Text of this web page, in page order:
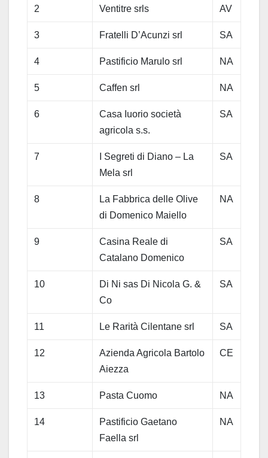
2 Ventitre srls AV
3 Fratelli D’Acunzi srl SA
4 Pastificio Marulo srl NA
5 Caffen srl NA
6
Casa Iuorio società
agricola s.s.
SA
7
I Segreti di Diano – La
Mela srl
SA
8
La Fabbrica delle Olive
di Domenico Maiello
NA
9
Casina Reale di
Catalano Domenico
SA
10
Di Ni sas Di Nicola G. &
Co
SA
11 Le Rarità Cilentane srl SA
12
Azienda Agricola Bartolo
Aiezza
CE
13 Pasta Cuomo NA
14
Pastificio Gaetano
Faella srl
NA